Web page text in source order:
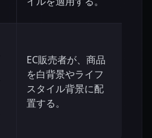
EC販売者が、商品
を白背景やライフ
スタイル背景に配
置する。